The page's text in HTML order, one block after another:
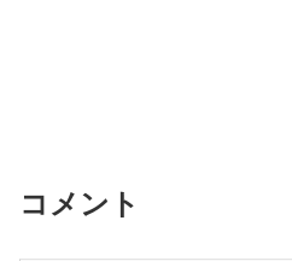
コメント